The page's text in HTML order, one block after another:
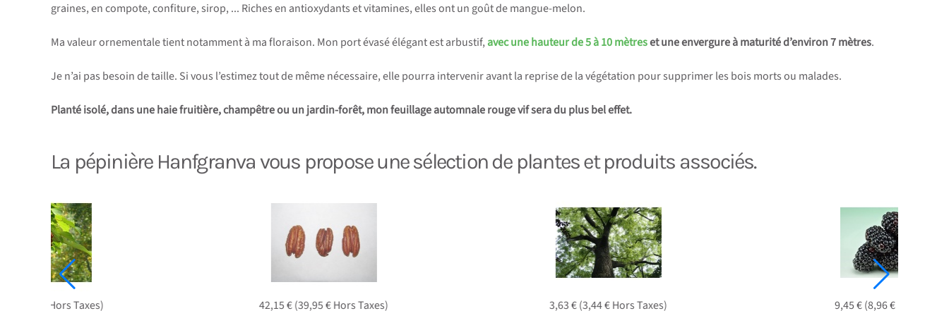
graines, en compote, confiture, sirop, ... Riches en antioxydants et vitamines, elles ont un goût de mangue-melon.
Ma valeur ornementale tient notamment à ma floraison. Mon port évasé élégant est arbustif,avec une hauteur de 5 à 10 mètreset une envergure à maturité d’environ 7 mètres.
Je n’ai pas besoin de taille. Si vous l’estimez tout de même nécessaire, elle pourra intervenir avant la reprise de la végétation pour supprimer les bois morts ou malades.
Planté isolé, dans une haie fruitière, champêtre ou un jardin-forêt, mon feuillage automnale rouge vif sera du plus bel effet.
La pépinière Hanfgranva vous propose une sélection de plantes et produits associés.
€ Hors Taxes) 42,15 € (39,95 € Hors Taxes) 3,63 € (3,44 € Hors Taxes) 9,45 € (8,96 € Hors Taxes)